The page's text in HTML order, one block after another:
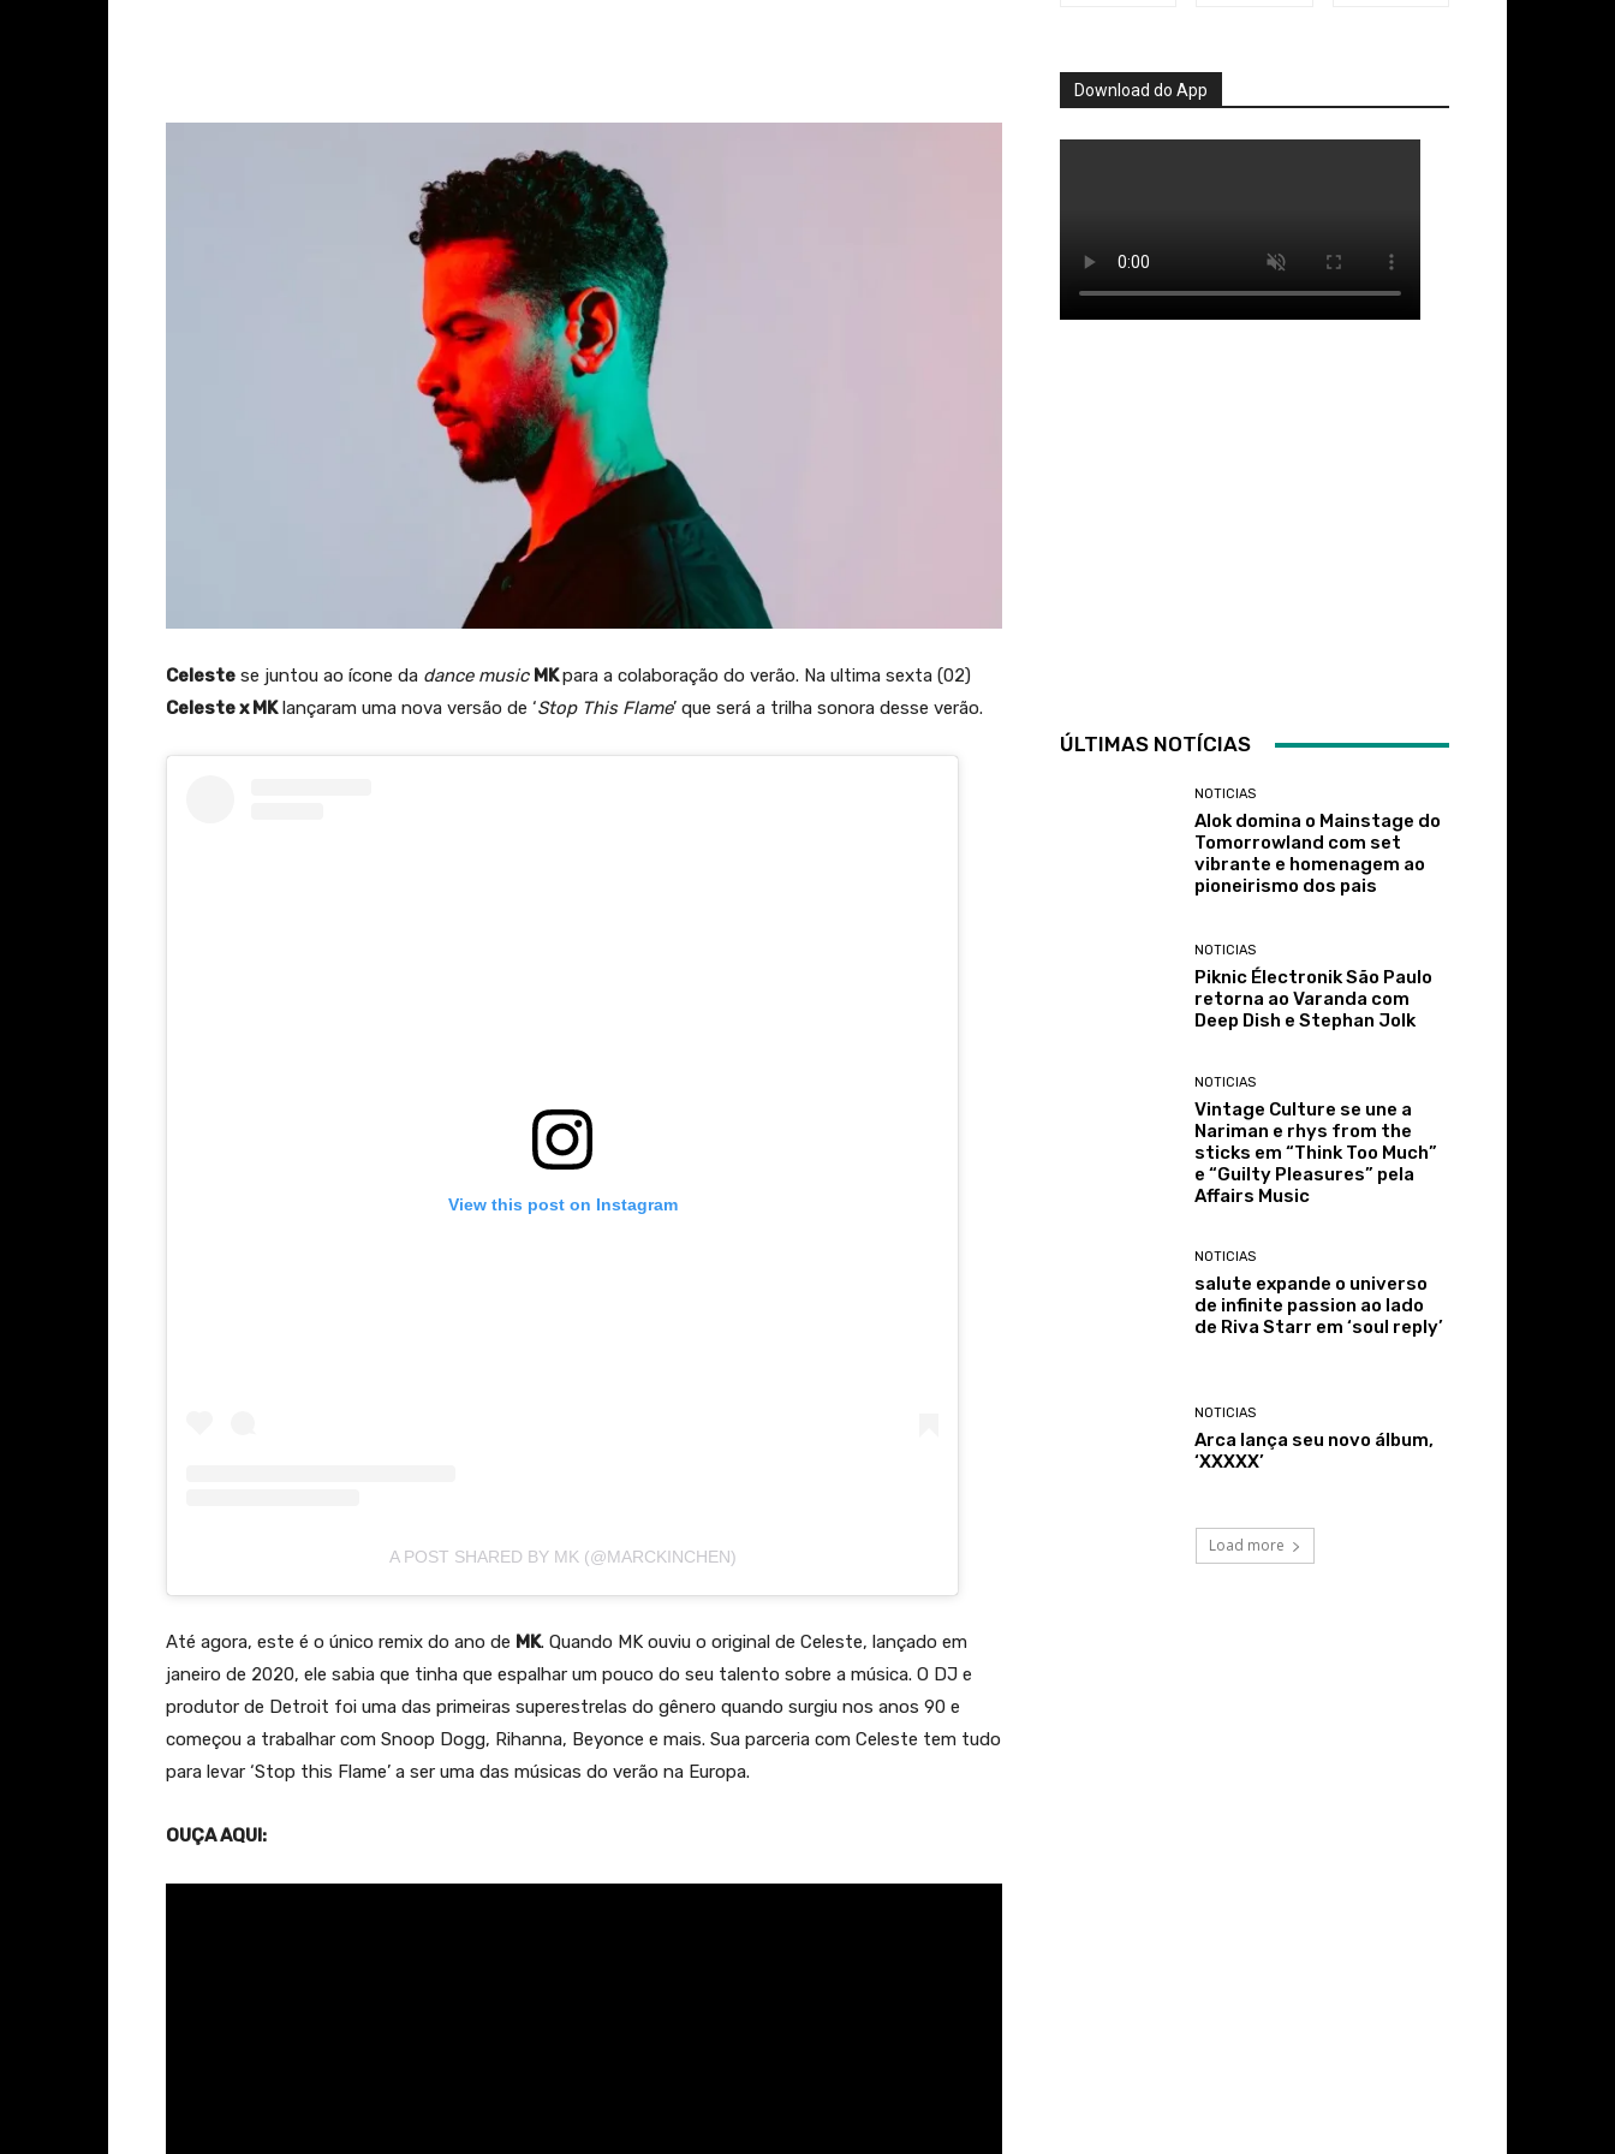
Celeste se juntou ao ícone da dance music MKpara a colaboração do verão. Na ultima sexta (02)
Celeste x MKlançaram uma nova versão de ‘Stop This Flame’ que será a trilha sonora desse verão.
View this post on Instagram
A POST SHARED BY MK (@MARCKINCHEN)
Até agora, este é o único remix do ano de MK. Quando MK ouviu o original de Celeste, lançado em
janeiro de 2020, ele sabia que tinha que espalhar um pouco do seu talento sobre a música. O DJ e
produtor de Detroit foi uma das primeiras superestrelas do gênero quando surgiu nos anos 90 e
começou a trabalhar com Snoop Dogg, Rihanna, Beyonce e mais. Sua parceria com Celeste tem tudo
para levar ‘Stop this Flame’ a ser uma das músicas do verão na Europa.
OUÇA AQUI:
Download do App
ÚLTIMAS NOTÍCIAS
NOTICIAS
Alok domina o Mainstage do
Tomorrowland com set
vibrante e homenagem ao
pioneirismo dos pais
NOTICIAS
Piknic Électronik São Paulo
retorna ao Varanda com
Deep Dish e Stephan Jolk
NOTICIAS
Vintage Culture se une a
Nariman e rhys from the
sticks em “Think Too Much”
e “Guilty Pleasures” pela
Affairs Music
NOTICIAS
salute expande o universo
de infinite passion ao lado
de Riva Starr em ‘soul reply’
NOTICIAS
Arca lança seu novo álbum,
‘XXXXX’
Load more